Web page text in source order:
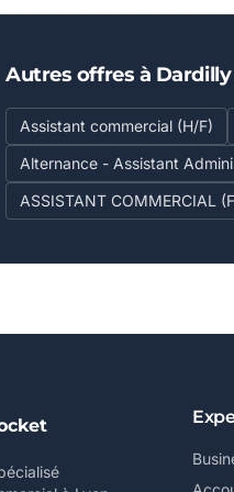
Autres offres à Dardilly
Assistant commercial (H/F)
Alternance - Assistant
ASSISTANT COMMERCIAL